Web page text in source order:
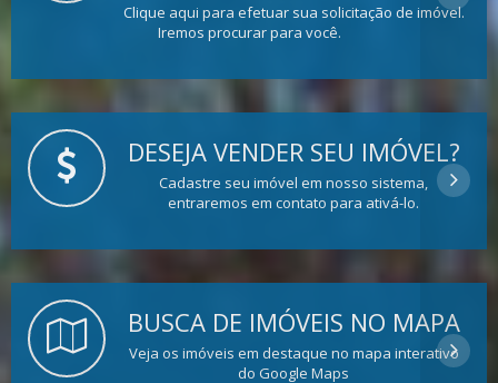
Clique aqui para efetuar sua solicitação de imóvel.
Iremos procurar para você.
DESEJA VENDER SEU IMÓVEL?
Cadastre seu imóvel em nosso sistema,
entraremos em contato para ativá-lo.
BUSCA DE IMÓVEIS NO MAPA
Veja os imóveis em destaque no mapa interativo
do Google Maps